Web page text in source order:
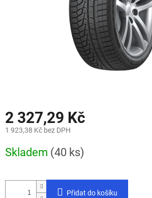
2 327,29 Kč
1 923,38 Kč bez DPH
cena:
Skladem (40 ks)
Přidat do košíku